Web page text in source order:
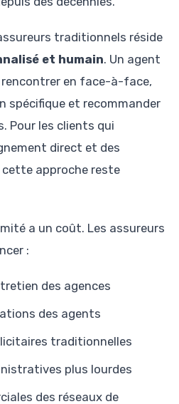
traditionnels réside
et humain. Un agent
en face-à-face,
spécifique et recommander
Pour les clients qui
direct et des
approche reste
a un coût. Les assureurs
:
des agences
des agents
traditionnelles
plus lourdes
des réseaux de